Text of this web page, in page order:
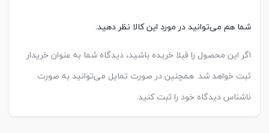
شما هم می‌توانید در مورد این کالا نظر دهید.
اگر این محصول را قبلا خریده باشید، دیدگاه شما به عنوان خریدار
ثبت خواهد شد. همچنین در صورت تمایل می‌توانید به صورت
ناشناس دیدگاه خود را ثبت کنید.